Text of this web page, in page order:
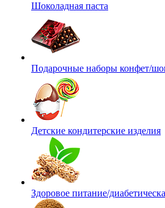
Шоколадная паста
Подарочные наборы конфет/
Детские кондитерские изделия
Здоровое питание/